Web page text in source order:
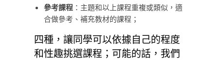
參考課程 ：主題和以上課程重複或類似，適
合做參考、補充教材的課程；
四種，讓同學可以依據自己的程度
和性趣挑選課程；可能的話，我們